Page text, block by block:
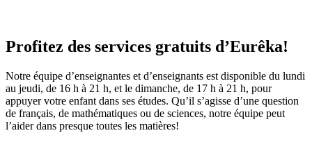
Profitez des services gratuits d’Eurêka!
Notre équipe d’enseignantes et d’enseignants est disponible du lundi
au jeudi, de 16 h à 21 h, et le dimanche, de 17 h à 21 h, pour
appuyer votre enfant dans ses études. Qu’il s’agisse d’une question
de français, de mathématiques ou de sciences, notre équipe peut
l’aider dans presque toutes les matières!